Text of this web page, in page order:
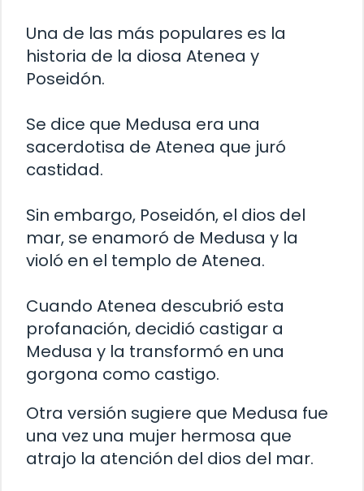
Una de las más populares es la
historia de la diosa Atenea y
Poseidón.
Se dice que Medusa era una
sacerdotisa de Atenea que juró
castidad.
Sin embargo, Poseidón, el dios del
mar, se enamoró de Medusa y la
violó en el templo de Atenea.
Cuando Atenea descubrió esta
profanación, decidió castigar a
Medusa y la transformó en una
gorgona como castigo.
Otra versión sugiere que Medusa fue
una vez una mujer hermosa que
atrajo la atención del dios del mar.